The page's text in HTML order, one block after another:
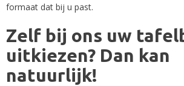
formaat dat bij u past.
Zelf bij ons uw
uitkiezen? Dan kan
natuurlijk!